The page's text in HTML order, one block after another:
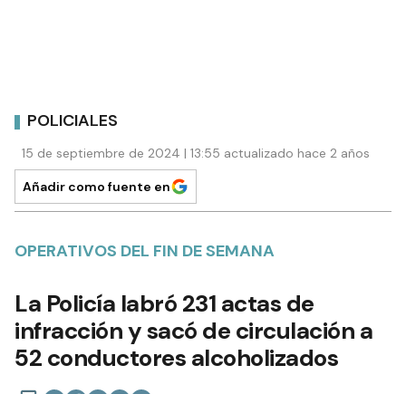
POLICIALES
15 de septiembre de 2024 | 13:55 actualizado hace 2 años
Añadir como fuente en
OPERATIVOS DEL FIN DE SEMANA
La Policía labró 231 actas de
infracción y sacó de circulación a
52 conductores alcoholizados